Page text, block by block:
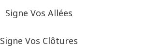
Signe Vos Allées
Signe Vos Clôtures